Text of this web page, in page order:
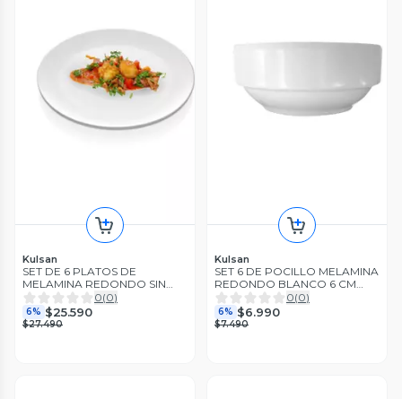
Kulsan
SET DE 6 PLATOS DE
MELAMINA REDONDO SIN
BORDE BLANCO 25 CM -
CLASICA
0(0)
6% $25.590
$27.490
Kulsan
SET 6 DE POCILLO MELAMINA
REDONDO BLANCO 6 CM
LINEA CLASICA
0(0)
6% $6.990
$7.490